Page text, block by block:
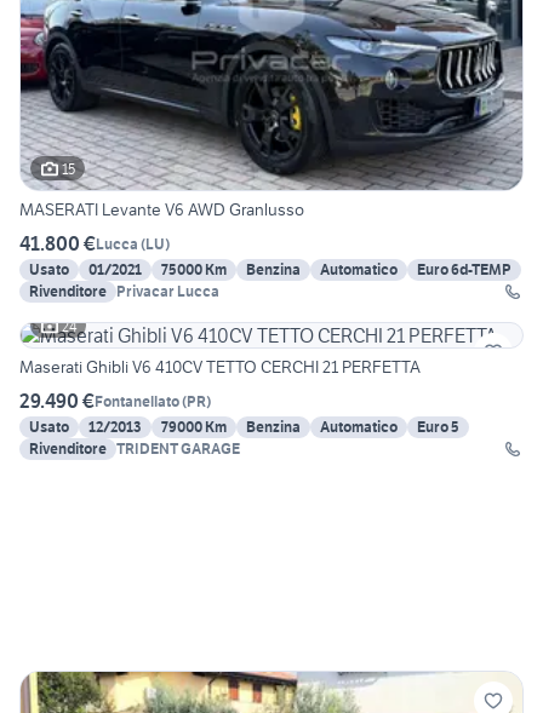
15
MASERATI Levante V6 AWD Granlusso
41.800 €Lucca (LU)
Usato
01/2021 75000 Km Benzina Automatico
Euro 6d-TEMP
Rivenditore Privacar Lucca
24
Maserati Ghibli V6 410CV TETTO CERCHI 21 PERFETTA
29.490 €Fontanellato(PR)
Usato
12/2013 79000 Km Benzina Automatico
Euro 5
Rivenditore TRIDENT GARAGE